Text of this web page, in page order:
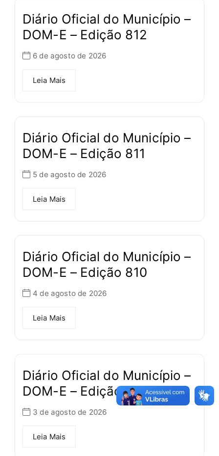
Diário Oficial do Município –
DOM-E – Edição 812
6 de agosto de 2026
Leia Mais
Diário Oficial do Município –
DOM-E – Edição 811
5 de agosto de 2026
Leia Mais
Diário Oficial do Município –
DOM-E – Edição 810
4 de agosto de 2026
Leia Mais
Diário Oficial do Município –
DOM-E – Edição 809
3 de agosto de 2026
Leia Mais